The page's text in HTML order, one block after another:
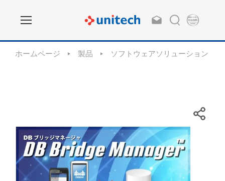
ホームページ 製品 ソフトウェアソリューション